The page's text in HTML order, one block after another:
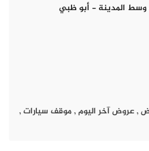
واسعة من المقبلات وأنواع
كالتالي
بـ 30 درهم
وسط المدينة - أبو ظبي
,عروض آخر اليوم,موقف سيارات,